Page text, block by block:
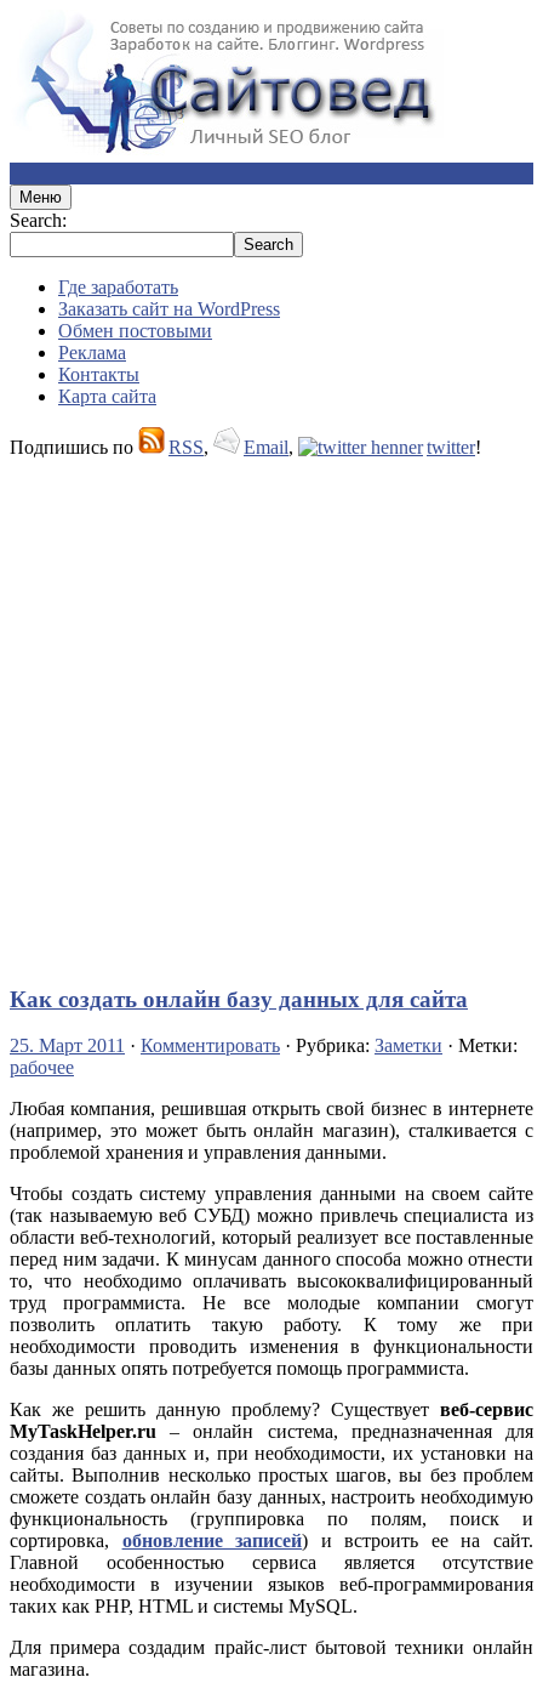
Меню
Search:
Где заработать
Заказать сайт на WordPress
Обмен постовыми
Реклама
Контакты
Карта сайта
Подпишись по RSS, Email, twitter!
Как создать онлайн базу данных для сайта
25. Март 2011 · Комментировать · Рубрика: Заметки · Метки:
рабочее
Любая компания, решившая открыть свой бизнес в интернете
(например, это может быть онлайн магазин), сталкивается с
проблемой хранения и управления данными.
Чтобы создать систему управления данными на своем сайте
(так называемую веб СУБД) можно привлечь специалиста из
области веб-технологий, который реализует все поставленные
перед ним задачи. К минусам данного способа можно отнести
то, что необходимо оплачивать высококвалифицированный
труд программиста. Не все молодые компании смогут
позволить оплатить такую работу. К тому же при
необходимости проводить изменения в функциональности
базы данных опять потребуется помощь программиста.
Как же решить данную проблему? Существует веб-сервис
MyTaskHelper.ru – онлайн система, предназначенная для
создания баз данных и, при необходимости, их установки на
сайты. Выполнив несколько простых шагов, вы без проблем
сможете создать онлайн базу данных, настроить необходимую
функциональность (группировка по полям, поиск и
сортировка, обновление записей) и встроить ее на сайт.
Главной особенностью сервиса является отсутствие
необходимости в изучении языков веб-программирования
таких как PHP, HTML и системы MySQL.
Для примера создадим прайс-лист бытовой техники онлайн
магазина.